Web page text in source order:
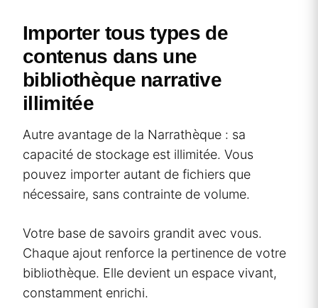
Importer tous types de
contenus dans une
bibliothèque narrative
illimitée
Autre avantage de la Narrathèque : sa
capacité de stockage est illimitée. Vous
pouvez importer autant de fichiers que
nécessaire, sans contrainte de volume.
Votre base de savoirs grandit avec vous.
Chaque ajout renforce la pertinence de votre
bibliothèque. Elle devient un espace vivant,
constamment enrichi.